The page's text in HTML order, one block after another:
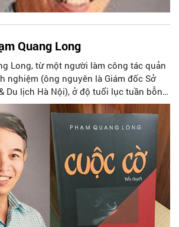
Quang Long
Long, từ một người làm công tác quản
nghiệm (ông nguyên là Giám đốc Sở
Du lịch Hà Nội), ở độ tuổi lục tuần bỗng
cầm bút sáng tác văn chương.